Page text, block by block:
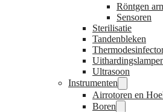
Röntgen
Sensoren
Sterilisatie
Tandenbleken
Ultrasoon
Instrumenten
Airrotoren en
Boren